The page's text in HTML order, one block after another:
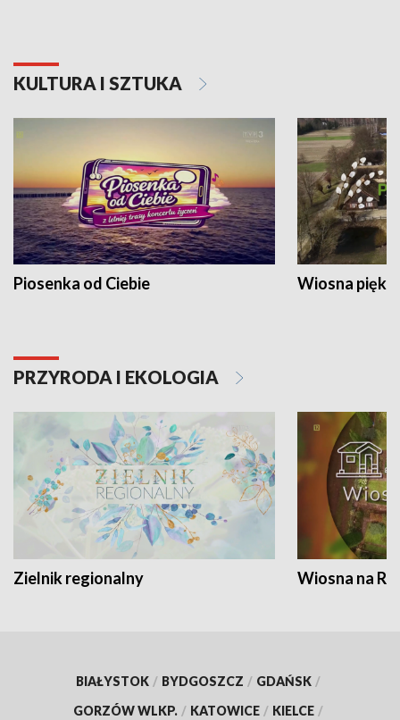
KULTURA I SZTUKA
Piosenka od Ciebie Wiosna
PRZYRODA I EKOLOGIA
Zielnik regionalny Wiosna na
BIAŁYSTOK / BYDGOSZCZ / GDAŃSK /
GORZÓW WLKP. / KATOWICE / KIELCE /